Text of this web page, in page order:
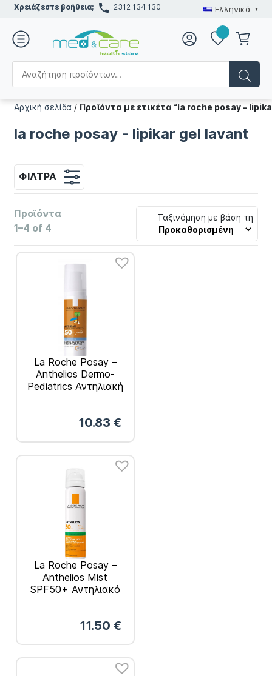
Χρειάζεστε βοήθεια; 2312 134 130 Ελληνικά
Αρχική σελίδα / Προϊόντα με ετικέτα “la roche posay -
la roche posay - lipikar gel lavant
ΦΊΛΤΡΑ
Προϊόντα
1–4 of 4
Ταξινόμηση με βάση τη
La Roche Posay –
Anthelios Dermo-
Pediatrics Αντηλιακή
10.83 €
La Roche Posay –
Anthelios Mist
SPF50+ Αντηλιακό
75ml11.50 €